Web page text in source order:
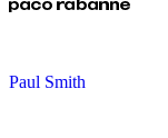
Paul Smith